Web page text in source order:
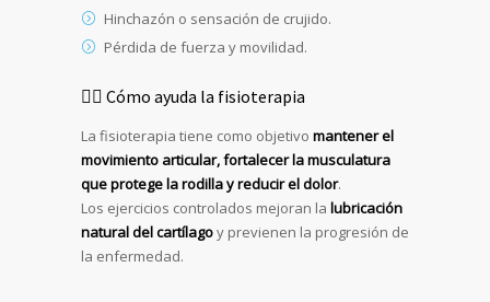
Hinchazón o sensación de crujido.
Pérdida de fuerza y movilidad.
💆‍♀️ Cómo ayuda la fisioterapia
La fisioterapia tiene como objetivo mantener el
movimiento articular, fortalecer la musculatura
que protege la rodilla y reducir el dolor.
Los ejercicios controlados mejoran la lubricación
natural del cartílagoy previenen la progresión de
la enfermedad.